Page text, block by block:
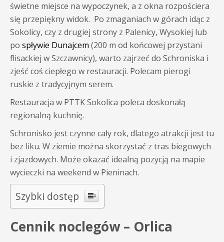
świetne miejsce na wypoczynek, a z okna rozpościera
się przepiękny widok. Po zmaganiach w górach idąc z
Sokolicy, czy z drugiej strony z Palenicy, Wysokiej lub
po spływie Dunajcem (200 m od końcowej przystani
flisackiej w Szczawnicy), warto zajrzeć do Schroniska i
zjeść coś ciepłego w restauracji. Polecam pierogi
ruskie z tradycyjnym serem.
Restauracja w PTTK Sokolica poleca doskonałą
regionalną kuchnię.
Schronisko jest czynne cały rok, dlatego atrakcji jest tu
bez liku. W ziemie można skorzystać z tras biegowych
i zjazdowych. Może okazać idealną pozycją na mapie
wycieczki na weekend w Pieninach.
Szybki dostęp
Cennik noclegów – Orlica